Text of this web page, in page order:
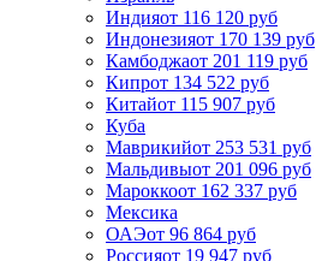
Индияот 116 120 руб
Индонезияот 170 139 руб
Камбоджаот 201 119 руб
Кипрот 134 522 руб
Китайот 115 907 руб
Куба
Маврикийот 253 531 руб
Мальдивыот 201 096 руб
Мароккоот 162 337 руб
Мексика
ОАЭот 96 864 руб
Россияот 19 947 руб